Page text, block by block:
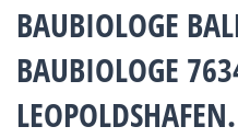
BAUBIOLOGE
BAUBIOLOGE
LEOPOLDSHAFEN.